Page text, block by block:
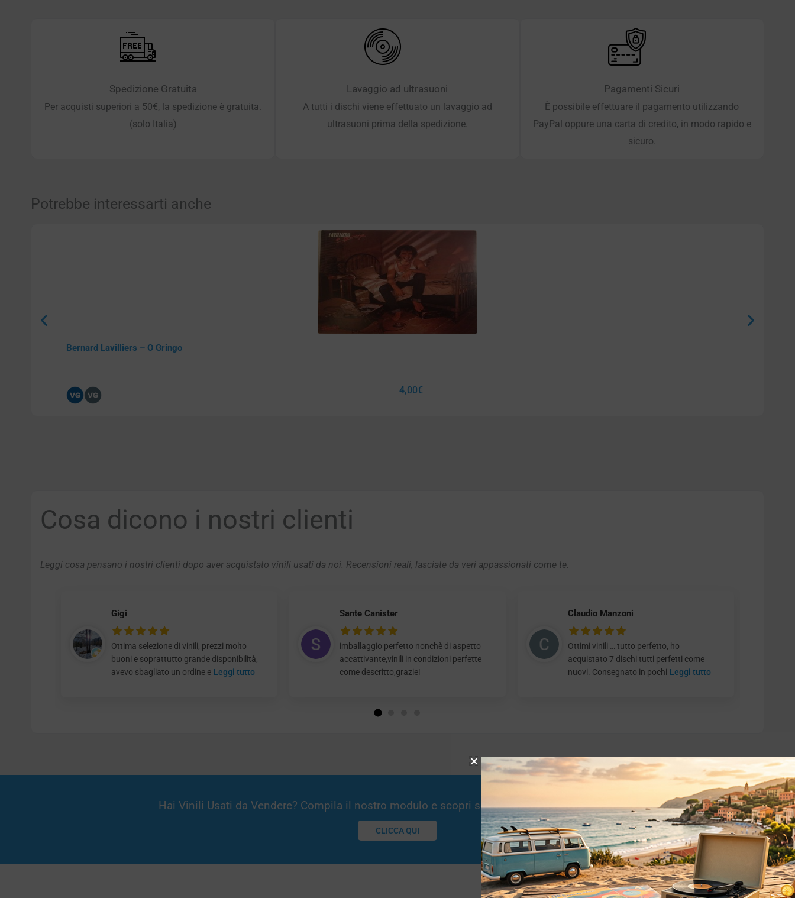
Spedizione Gratuita
Per acquisti superiori a 50€, la spedizione è gratuita.
(solo Italia)
Lavaggio ad ultrasuoni
A tutti i dischi viene effettuato un lavaggio ad
ultrasuoni prima della spedizione.
Pagamenti Sicuri
È possibile effettuare il pagamento utilizzando
PayPal oppure una carta di credito, in modo rapido e
sicuro.
Potrebbe interessarti anche
Bernard Lavilliers – O Gringo
4,00€
Cosa dicono i nostri clienti
Leggi cosa pensano i nostri clienti dopo aver acquistato vinili usati da noi. Recensioni reali, lasciate da veri appassionati come te.
Gigi
Ottima selezione di vinili, prezzi molto
buoni e soprattutto grande disponibilità,
avevo sbagliato un ordine e Leggi tutto
Sante Canister
imballaggio perfetto nonchè di aspetto
accattivante,vinili in condizioni perfette
come descritto,grazie!
Claudio Manzoni
Ottimi vinili … tutto perfetto, ho
acquistato 7 dischi tutti perfetti come
nuovi. Consegnato in pochi Leggi tutto
Hai Vinili Usati da Vendere? Compila il nostro modulo e scopri se potremmo essere interessati!
CLICCA QUI